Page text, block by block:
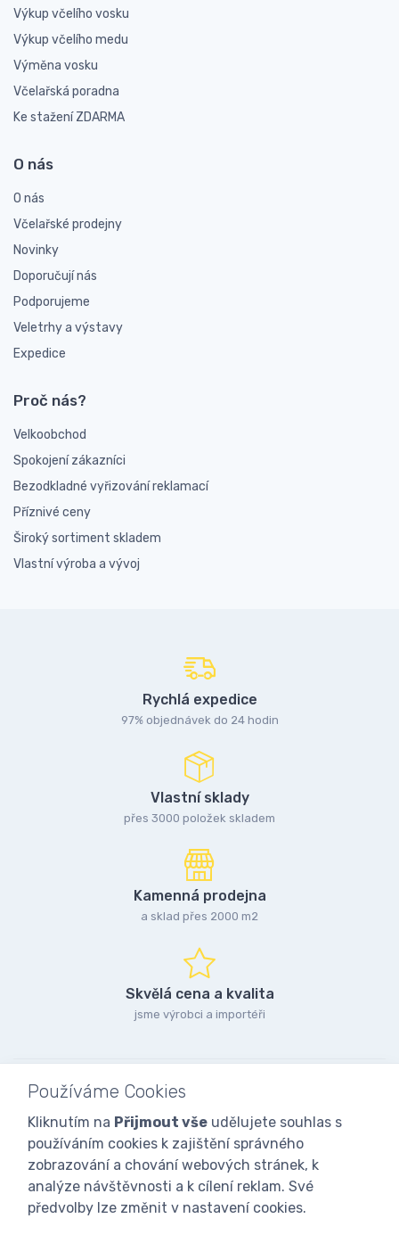
Výkup včelího vosku
Výkup včelího medu
Výměna vosku
Včelařská poradna
Ke stažení ZDARMA
O nás
O nás
Včelařské prodejny
Novinky
Doporučují nás
Podporujeme
Veletrhy a výstavy
Expedice
Proč nás?
Velkoobchod
Spokojení zákazníci
Bezodkladné vyřizování reklamací
Příznivé ceny
Široký sortiment skladem
Vlastní výroba a vývoj
Rychlá expedice
97% objednávek do 24 hodin
Vlastní sklady
přes 3000 položek skladem
Kamenná prodejna
a sklad přes 2000 m2
Skvělá cena a kvalita
jsme výrobci a importéři
Používáme Cookies
Kliknutím na Přijmout vše udělujete souhlas s
používáním cookies k zajištění správného
zobrazování a chování webových stránek, k
analýze návštěvnosti a k cílení reklam. Své
předvolby lze změnit v nastavení cookies.